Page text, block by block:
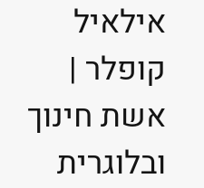
אילאיל
קופלר |
אשת חינוך
ובלוגרית